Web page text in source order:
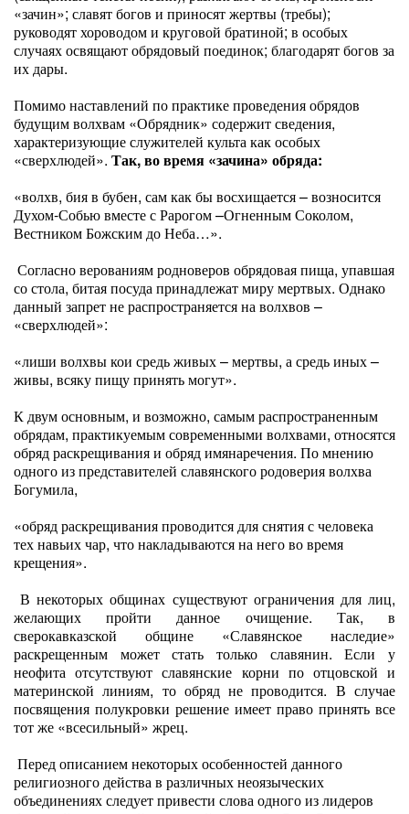
«зачин»; славят богов и приносят жертвы (требы);
руководят хороводом и круговой братиной; в особых
случаях освящают обрядовый поединок; благодарят богов за
их дары.
Помимо наставлений по практике проведения обрядов
будущим волхвам «Обрядник» содержит сведения,
характеризующие служителей культа как особых
«сверхлюдей». Так, во время «зачина» обряда:
«волхв, бия в бубен, сам как бы восхищается – возносится
Духом-Собью вместе с Рарогом –Огненным Соколом,
Вестником Божским до Неба…».
Согласно верованиям родноверов обрядовая пища, упавшая
со стола, битая посуда принадлежат миру мертвых. Однако
данный запрет не распространяется на волхвов –
«сверхлюдей»:
«лиши волхвы кои средь живых – мертвы, а средь иных –
живы, всяку пищу принять могут».
К двум основным, и возможно, самым распространенным
обрядам, практикуемым современными волхвами, относятся
обряд раскрещивания и обряд имянаречения. По мнению
одного из представителей славянского родоверия волхва
Богумила,
«обряд раскрещивания проводится для снятия с человека
тех навьих чар, что накладываются на него во время
крещения».
В некоторых общинах существуют ограничения для лиц,
желающих пройти данное очищение. Так, в
сверокавказской общине «Славянское наследие»
раскрещенным может стать только славянин. Если у
неофита отсутствуют славянские корни по отцовской и
материнской линиям, то обряд не проводится. В случае
посвящения полукровки решение имеет право принять все
тот же «всесильный» жрец.
Перед описанием некоторых особенностей данного
религиозного действа в различных неоязыческих
объединениях следует привести слова одного из лидеров